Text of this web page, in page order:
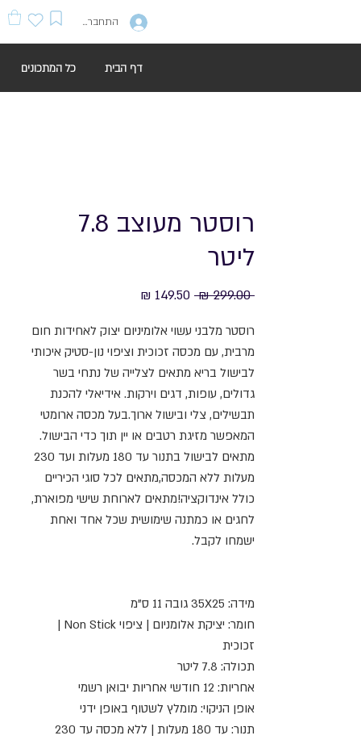
התחברות
דף הבית כל המתכונים
רוסטר מעוצב 7.8
ליטר
‏299.00 ‏₪
מחיר
רוסטר מלבני עשוי אלומיניום יצוק לאחידות חום
מרבית, עם מכסה זכוכית וציפוי נון-סטיק איכותי
לבישול בריא מתאים לצלייה של נתחי בשר
גדולים, עופות, דגים וירקות. אידיאלי להכנת
תבשילים, צלי ובישול ארוך.בעל מכסה ארומטי
המאפשר מזיגת רטבים או יין תוך כדי הבישול.
מתאים לבישול בתנור עד 180 מעלות ועד 230
מעלות ללא המכסה,מתאים לכל סוגי הכיריים
כולל אינדוקציה!מתאים לארוחת שישי מפוארת,
לחגים או כמתנה שימושית שכל אחד ואחת
ישמחו לקבל.
מידה: 35X25 גובה 11 ס"מ
חומר: יציקת אלומניום | ציפוי Non Stick |
זכוכית
תכולה: 7.8 ליטר
אחריות: 12 חודשי אחריות יבואן רשמי
אופן הניקוי: מומלץ לשטוף באופן ידני
תנור: עד 180 מעלות | ללא מכסה עד 230